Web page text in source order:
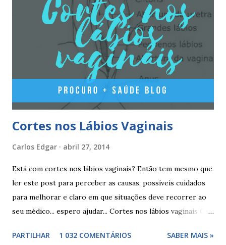
dias de pausa (semana de descanso ou pausa), durante estes
7 dias descerá o período menstrual, normalmente no 3° ou
4° dia da pausa. As caixas seguintes deverão ser tomadas
seguindo o esquema 1+7+21+7+21.... . Como iniciar a
yasminelle® Para iniciar a pilula yasminelle® a mulher deve
esperar pelo primeiro dia da menstruação e iniciar a pilula
Cortes nos Lábios Vaginais
Carlos Edgar abril 27, 2014
Está com cortes nos lábios vaginais? Então tem mesmo que
ler este post para perceber as causas, possíveis cuidados
para melhorar e claro em que situações deve recorrer ao
seu médico... espero ajudar... Cortes nos lábios vaginais Os
surgir devido às relações sexuais (gestos ou actos mais
PARTILHAR 1 032 COMENTÁRIOS SABER MAIS »